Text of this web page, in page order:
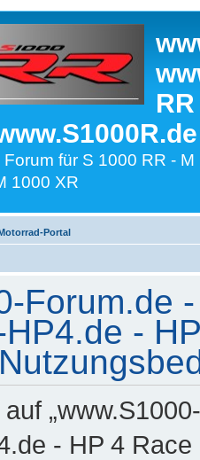
für S 1000 RR -
1000 XR
Portal
Forum.de
-
- HP 4